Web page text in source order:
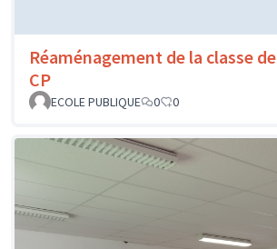
Réaménagement de la classe de
CP
ECOLE PUBLIQUE
0 0